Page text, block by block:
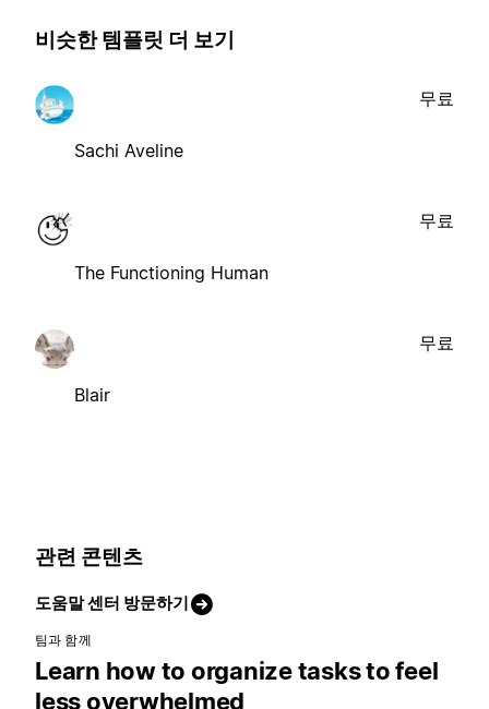
비슷한 템플릿 더 보기
Sachi Aveline
무료
The Functioning Human
무료
Blair
무료
관련 콘텐츠
도움말 센터 방문하기
팀과 함께
Learn how to organize tasks to feel
less overwhelmed